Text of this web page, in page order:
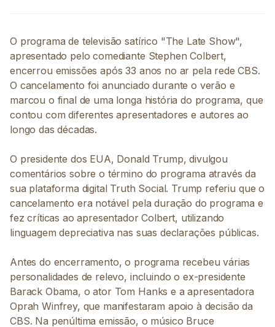
O programa de televisão satírico "The Late Show",
apresentado pelo comediante Stephen Colbert,
encerrou emissões após 33 anos no ar pela rede CBS.
O cancelamento foi anunciado durante o verão e
marcou o final de uma longa história do programa, que
contou com diferentes apresentadores e autores ao
longo das décadas.
O presidente dos EUA, Donald Trump, divulgou
comentários sobre o término do programa através da
sua plataforma digital Truth Social. Trump referiu que o
cancelamento era notável pela duração do programa e
fez críticas ao apresentador Colbert, utilizando
linguagem depreciativa nas suas declarações públicas.
Antes do encerramento, o programa recebeu várias
personalidades de relevo, incluindo o ex-presidente
Barack Obama, o ator Tom Hanks e a apresentadora
Oprah Winfrey, que manifestaram apoio à decisão da
CBS. Na penúltima emissão, o músico Bruce